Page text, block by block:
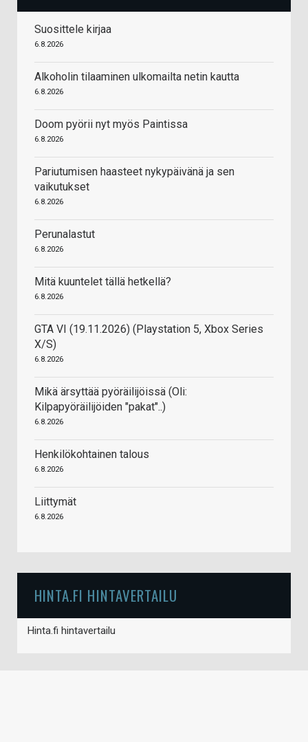
Suosittele kirjaa
6.8.2026
Alkoholin tilaaminen ulkomailta netin kautta
6.8.2026
Doom pyörii nyt myös Paintissa
6.8.2026
Pariutumisen haasteet nykypäivänä ja sen
vaikutukset
6.8.2026
Perunalastut
6.8.2026
Mitä kuuntelet tällä hetkellä?
6.8.2026
GTA VI (19.11.2026) (Playstation 5, Xbox Series
X/S)
6.8.2026
Mikä ärsyttää pyöräilijöissä (Oli:
Kilpapyöräilijöiden "pakat"..)
6.8.2026
Henkilökohtainen talous
6.8.2026
Liittymät
6.8.2026
HINTA.FI HINTAVERTAILU
Hinta.fi hintavertailu